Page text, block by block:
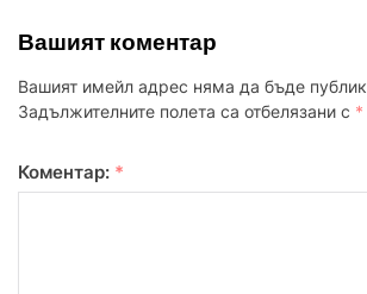
Вашият коментар
Вашият имейл адрес няма да бъде
Задължителните полета са отбелязани с *
Коментар: *